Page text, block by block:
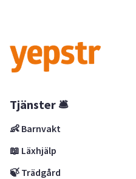
Tjänster 🛎
👶 Barnvakt
📖 Läxhjälp
🍃 Trädgård